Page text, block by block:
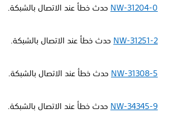
NW-31204-0 حدث خطأ عند الاتصال بالشبكة.
NW-31251-2 حدث خطأ عند الاتصال بالشبكة.
NW-31308-5 حدث خطأ عند الاتصال بالشبكة.
NW-34345-9 حدث خطأ عند الاتصال بالشبكة.